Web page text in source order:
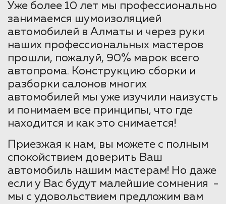
Уже более 10 лет мы профессионально
занимаемся шумоизоляцией
автомобилей в Алматы и через руки
наших профессиональных мастеров
прошли, пожалуй, 90% марок всего
автопрома. Конструкцию сборки и
разборки салонов многих
автомобилей мы уже изучили наизусть
и понимаем все принципы, что где
находится и как это снимается!
Приезжая к нам, вы можете с полным
спокойствием доверить Ваш
автомобиль нашим мастерам! Но даже
если у Вас будут малейшие сомнения -
мы с удовольствием предложим вам